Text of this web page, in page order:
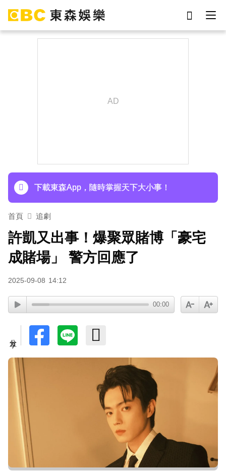
下載東森App，隨時掌握天下大小事！
首頁 追劇
許凱又出事！爆聚眾賭博「豪宅
成賭場」 警方回應了
2025-09-08 14:12
00:00